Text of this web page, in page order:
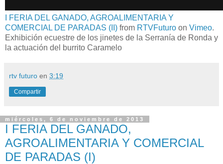
I FERIA DEL GANADO, AGROALIMENTARIA Y
COMERCIAL DE PARADAS (II) from RTVFuturo on Vimeo.
Exhibición ecuestre de los jinetes de la Serranía de Ronda y
la actuación del burrito Caramelo
rtv futuro en 3:19
Compartir
miércoles, 6 de noviembre de 2013
I FERIA DEL GANADO,
AGROALIMENTARIA Y COMERCIAL
DE PARADAS (I)